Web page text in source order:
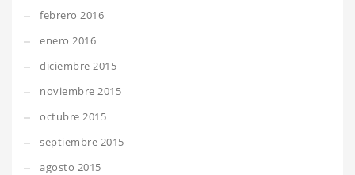
febrero 2016
enero 2016
diciembre 2015
noviembre 2015
octubre 2015
septiembre 2015
agosto 2015